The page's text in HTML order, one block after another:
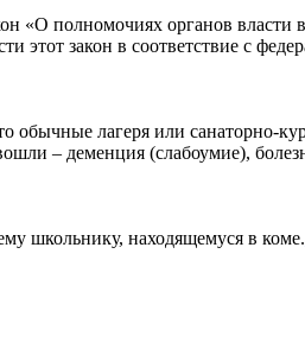
«О полномочиях органов власти
закон в соответствие с
обычные лагеря или санаторно-
– деменция (слабоумие),
школьнику, находящемуся в коме.